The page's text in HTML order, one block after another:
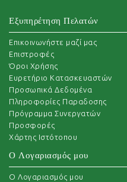
Εξυπηρέτηση Πελατών
Επικοινωνήστε μαζί μας
Επιστροφές
Όροι Χρήσης
Ευρετήριο Κατασκευαστών
Προσωπικά Δεδομένα
Πληροφορίες Παραδοσης
Πρόγραμμα Συνεργατών
Προσφορές
Χάρτης Ιστότοπου
Ο Λογαριασμός μου
O Λογαριασμός μου